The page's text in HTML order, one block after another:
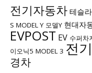
전기자동차 테슬라
S MODEL Y 모델Y 현대자
EVPOST EV 수퍼차
이오닉5 MODEL 3 전
경차